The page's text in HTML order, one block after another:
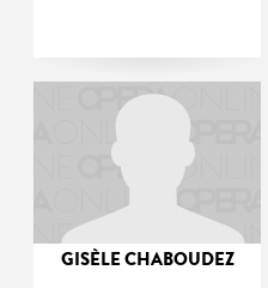
GISÈLE CHABOUDEZ